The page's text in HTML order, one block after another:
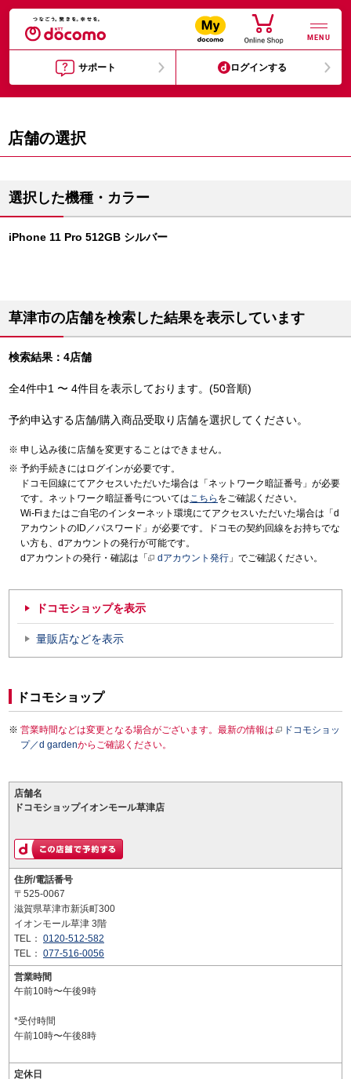
MENU
サポート ログインする
店舗の選択
選択した機種・カラー
iPhone 11 Pro 512GB シルバー
草津市の店舗を検索した結果を表示しています
検索結果：4店舗
全4件中1 〜 4件目を表示しております。(50音順)
予約申込する店舗/購入商品受取り店舗を選択してください。
申し込み後に店舗を変更することはできません。
予約手続きにはログインが必要です。
ドコモ回線にてアクセスいただいた場合は「ネットワーク暗証番号」が必要
です。ネットワーク暗証番号についてはこちら をご確認ください。
Wi-Fiまたはご自宅のインターネット環境にてアクセスいただいた場合は「d
アカウントのID／パスワード」が必要です。ドコモの契約回線をお持ちでな
い方も、dアカウントの発行が可能です。
dアカウントの発行・確認は「
dアカウント発行 」でご確認ください。
ドコモショップを表示
量販店などを表示
ドコモショップ
営業時間などは変更となる場合がございます。最新の情報は
ドコモショッ
プ／d gardenからご確認ください。
店舗名
ドコモショップイオンモール草津店
住所/電話番号
〒525-0067
滋賀県草津市新浜町300
イオンモール草津 3階
TEL： 0120-512-582
TEL： 077-516-0056
営業時間
午前10時〜午後9時
*受付時間
午前10時〜午後8時
定休日